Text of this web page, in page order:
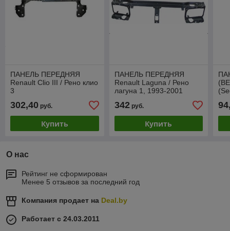
ПАНЕЛЬ ПЕРЕДНЯЯ
Renault Clio III / Рено клио
3
302,40 руб.
Купить
ПАНЕЛЬ ПЕРЕДНЯЯ
Renault Laguna / Рено
лагуна 1, 1993-2001
342руб.
Купить
О нас
Рейтинг не сформирован
Менее 5 отзывов за последний год
Компания продает на Deal.by
Работает с 24.03.2011